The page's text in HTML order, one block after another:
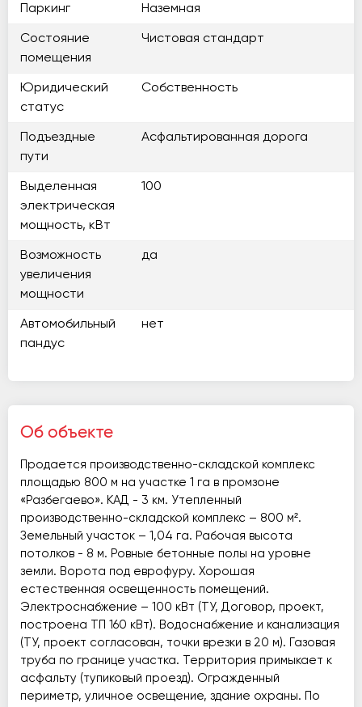
Паркинг Наземная
Состояние
помещения
Чистовая стандарт
Юридический
статус
Собственность
Подъездные
пути
Асфальтированная дорога
Выделенная
электрическая
мощность, кВт
100
Возможность
увеличения
мощности
да
Автомобильный
пандус
нет
Об объекте
Продается производственно-складской комплекс
площадью 800 м на участке 1 га в промзоне
«Разбегаево». КАД - 3 км. Утепленный
производственно-складской комплекс – 800 м².
Земельный участок – 1,04 га. Рабочая высота
потолков - 8 м. Ровные бетонные полы на уровне
земли. Ворота под еврофуру. Хорошая
естественная освещенность помещений.
Электроснабжение – 100 кВт (ТУ, Договор, проект,
построена ТП 160 кВт). Водоснабжение и канализация
(ТУ, проект согласован, точки врезки в 20 м). Газовая
труба по границе участка. Территория примыкает к
асфальту (тупиковый проезд). Огражденный
периметр, уличное освещение, здание охраны. По